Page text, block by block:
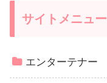
サイトメニュー
エンターテナー